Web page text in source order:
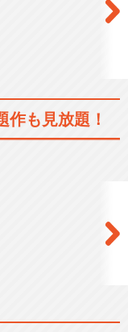
作も見放題！